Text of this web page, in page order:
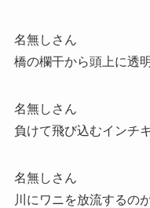
名無しさん
橋の欄干から頭上に透
名無しさん
負けて飛び込むインチ
名無しさん
川にワニを放流するの